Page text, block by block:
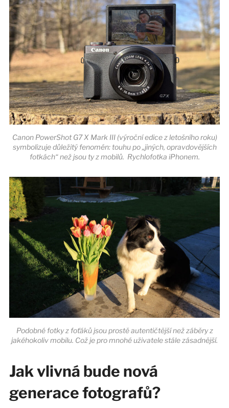
Canon PowerShot G7 X Mark III (výroční edice z letošního roku)
symbolizuje důležitý fenomén: touhu po „jiných, opravdovějších
fotkách“ než jsou ty z mobilů. Rychlofotka iPhonem.
Podobné fotky z foťáků jsou prostě autentičtější než záběry z
jakéhokoliv mobilu. Což je pro mnohé uživatele stále zásadnější.
Jak vlivná bude nová
generace fotografů?